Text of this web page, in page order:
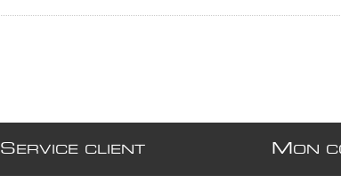
S ERVICE CLIENT M ON